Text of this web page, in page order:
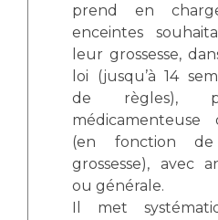
prend en
enceintes
leur grossesse,
loi (jusqu’à 14
de règles),
médicamenteuse
(en fonction
grossesse), avec
ou générale.
Il met